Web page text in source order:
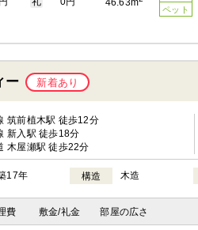
46.63m
ペット
ー 新着あり
筑前植木駅 徒歩12分
新入駅 徒歩18分
木屋瀬駅 徒歩22分
17年 構造 木造
費 敷金/礼金 部屋の広さ